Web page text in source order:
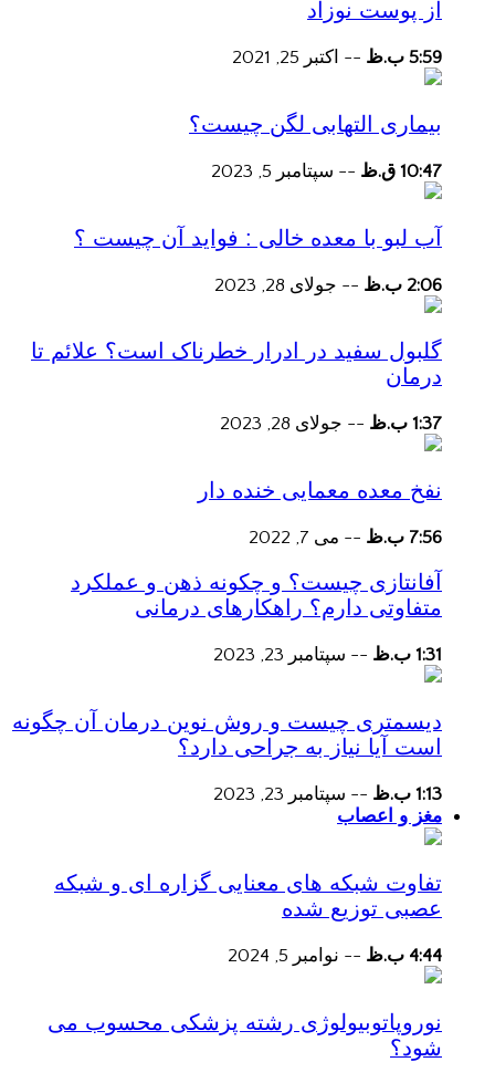
از پوست نوزاد
5:59 ب.ظ -- اکتبر 25, 2021
بیماری التهابی لگن چیست؟
10:47 ق.ظ -- سپتامبر 5, 2023
آب لبو با معده خالی : فواید آن چیست ؟
2:06 ب.ظ -- جولای 28, 2023
گلبول سفید در ادرار خطرناک است؟ علائم تا
درمان
1:37 ب.ظ -- جولای 28, 2023
نفخ معده معمایی خنده دار
7:56 ب.ظ -- می 7, 2022
آفانتازی چیست؟ و چکونه ذهن و عملکرد
متفاوتی دارم؟ راهکارهای درمانی
1:31 ب.ظ -- سپتامبر 23, 2023
دیسمتری چیست و روش نوین درمان آن چگونه
است آیا نیاز به جراحی دارد؟
1:13 ب.ظ -- سپتامبر 23, 2023
مغز و اعصاب
تفاوت شبکه های معنایی گزاره ای و شبکه
عصبی توزیع شده
4:44 ب.ظ -- نوامبر 5, 2024
نوروپاتوبیولوژی رشته پزشکی محسوب می
شود؟